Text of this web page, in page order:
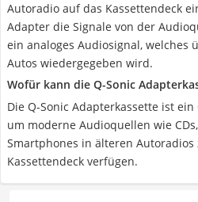
Autoradio auf das Kassettendeck
Adapter die Signale von der
ein analoges Audiosignal, welches
Autos wiedergegeben wird.
Wofür kann die Q-Sonic
Die Q-Sonic Adapterkassette ist
um moderne Audioquellen wie
Smartphones in älteren
Kassettendeck verfügen.